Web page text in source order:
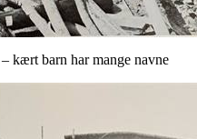
kært barn har mange navne